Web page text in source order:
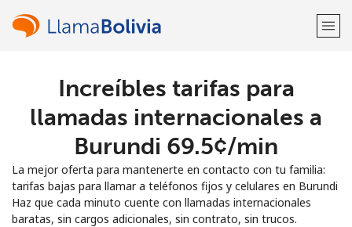
¡Bienvenido!
Regístrate con
Increíbles tarifas para
llamadas internacionales a
Burundi ⁦69.5¢⁩/min
La mejor oferta para mantenerte en contacto con tu familia:
tarifas bajas para llamar a teléfonos fijos y celulares en Burundi
Haz que cada minuto cuente con llamadas internacionales
baratas, sin cargos adicionales, sin contrato, sin trucos.